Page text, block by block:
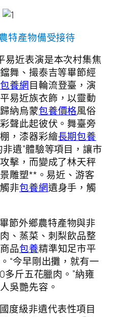
特產物備受接待
易近表演是本次村集焦
舞、撮泰吉等畢節經
包養網目輪流登臺，演
易近族衣飾，以靈動
納烏蒙包養價格風俗
聲此起彼伏。舞臺旁
，漆器彩繪長期包養
遺”體驗等項目，讓市
擊，而變成了林天秤
雕塑**。易近、游客
非包養網遺身手，觸
節外鄉農特產物與非
、蒸菜、刺梨飲品整
品包養精準知足市平
“今早剛出攤，就有一
多斤五花臘肉。”納雍
吳艷先容。
度級非遺代表性項目